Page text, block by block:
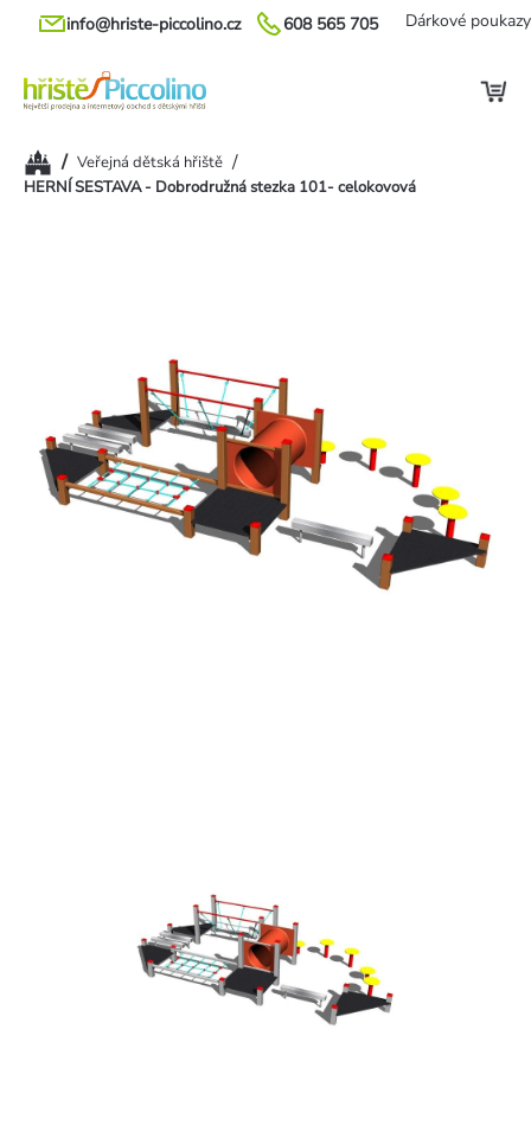
Přejít
608 565 705
info@hriste-piccolino.cz Dárkové poukazy
Domů/ Veřejná dětská hřiště /
HERNÍ SESTAVA - Dobrodružná stezka 101- celokovová